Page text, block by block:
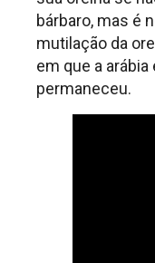
bárbaro, mas é
mutilação da
em que a arábia
permaneceu.